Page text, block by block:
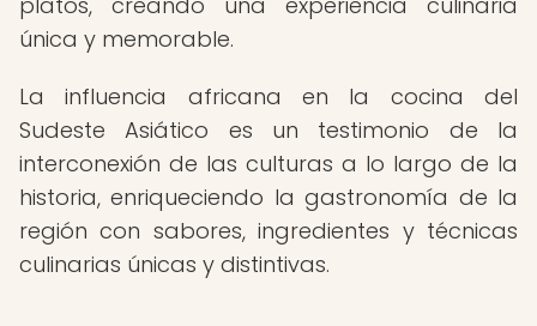
única y memorable.
La influencia africana en la cocina del
Sudeste Asiático es un testimonio de la
interconexión de las culturas a lo largo de la
historia, enriqueciendo la gastronomía de la
región con sabores, ingredientes y técnicas
culinarias únicas y distintivas.